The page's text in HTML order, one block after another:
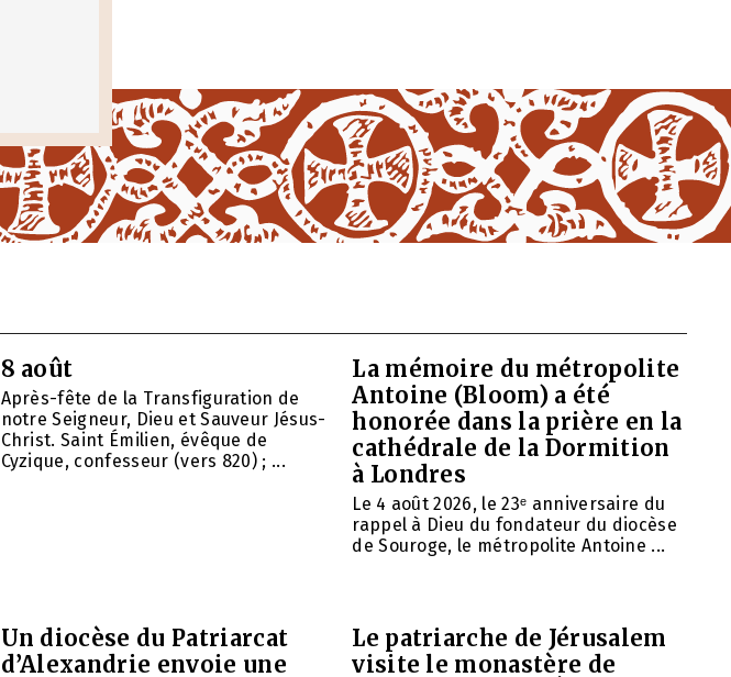
8 août
Après-fête de la Transfiguration de
notre Seigneur, Dieu et Sauveur Jésus-
Christ. Saint Émilien, évêque de
Cyzique, confesseur (vers 820) ; ...
La mémoire du métropolite
Antoine (Bloom) a été
honorée dans la prière en la
cathédrale de la Dormition
à Londres
Le 4 août 2026, le 23ᵉ anniversaire du
rappel à Dieu du fondateur du diocèse
de Souroge, le métropolite Antoine ...
Un diocèse du Patriarcat
d’Alexandrie envoie une
Le patriarche de Jérusalem
visite le monastère de